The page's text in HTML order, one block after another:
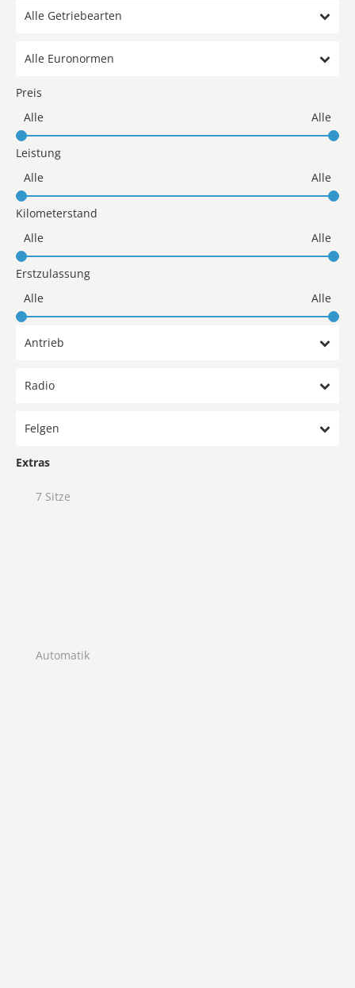
Alle Getriebearten
Alle Euronormen
Preis
Leistung
Kilometerstand
Erstzulassung
Antrieb
Radio
Felgen
Extras
7 Sitze
Automatik